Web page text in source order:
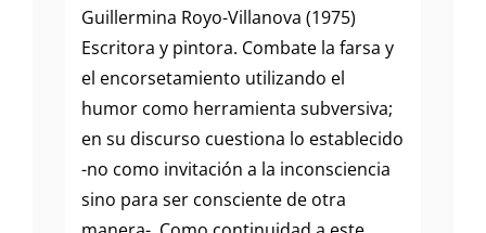
Guillermina Royo-Villanova (1975)
Escritora y pintora. Combate la farsa y
el encorsetamiento utilizando el
humor como herramienta subversiva;
en su discurso cuestiona lo establecido
-no como invitación a la inconsciencia
sino para ser consciente de otra